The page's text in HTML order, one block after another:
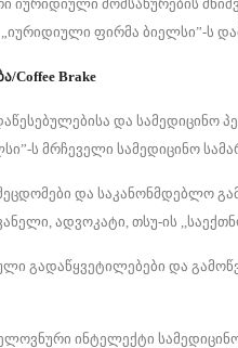
იურიდიული მომსახურების
„იურიდიული ფირმა ბიელსი”-ს
Coffee Brake
და
ს მრჩეველი სამედიცინო
და საკანონმდებლო
ადვოკატი, თსუ-ის
გადაწყვეტილებები და
ინტელექტი